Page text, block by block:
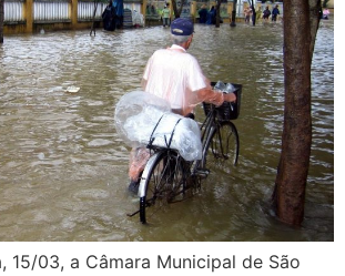
15/03, a Câmara Municipal de São